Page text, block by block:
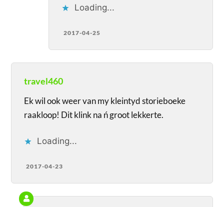
Loading...
2017-04-25
travel460
Ek wil ook weer van my kleintyd storieboeke
raakloop! Dit klink na ń groot lekkerte.
Loading...
2017-04-23